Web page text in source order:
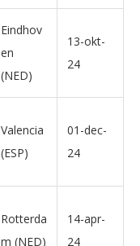
Eindhov
en
(NED)
13-okt-
24
Valencia
(ESP)
01-dec-
24
Rotterda
m (NED)
14-apr-
24